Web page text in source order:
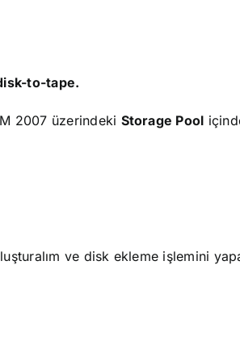
to-tape.
2007 üzerindeki Storage Pool
ve disk ekleme işlemini